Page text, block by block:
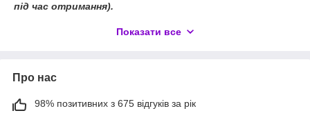
під час отримання).
брак No26002010457659 в ПАТ "БАНК ВОСТОК", МФО
Володимирові, ІНН: 2678212199.
Показати все
Про нас
98% позитивних з 675 відгуків за рік